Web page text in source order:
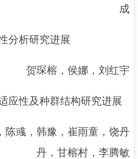
成
分析研究进展
贺琛榕，侯娜，刘红宇
应性及种群结构研究进展
陈彧，韩豫，崔雨童，饶丹
丹，甘榕村，李腾敏